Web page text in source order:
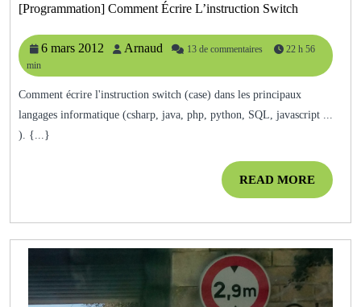
[Programmation] Comment Écrire L’instruction Switch
Comment
Écrire
L’instruction
Switch
6 mars 2012 Arnaud Arnaud13 de commentaires
22 h 56
min
Comment écrire l'instruction switch (case) dans les principaux
langages informatique (csharp, java, php, python, SQL, javascript ...
). {...}
READ MOREREAD
MORE